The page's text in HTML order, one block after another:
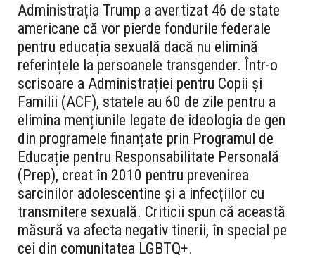
Administrația Trump a avertizat 46 de state
americane că vor pierde fondurile federale
pentru educația sexuală dacă nu elimină
referințele la persoanele transgender. Într-o
scrisoare a Administrației pentru Copii și
Familii (ACF), statele au 60 de zile pentru a
elimina mențiunile legate de ideologia de gen
din programele finanțate prin Programul de
Educație pentru Responsabilitate Personală
(Prep), creat în 2010 pentru prevenirea
sarcinilor adolescentine și a infecțiilor cu
transmitere sexuală. Criticii spun că această
măsură va afecta negativ tinerii, în special pe
cei din comunitatea LGBTQ+.